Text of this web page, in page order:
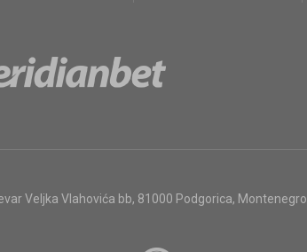
Veljka Vlahovića bb, 81000 Podgorica, Montenegro